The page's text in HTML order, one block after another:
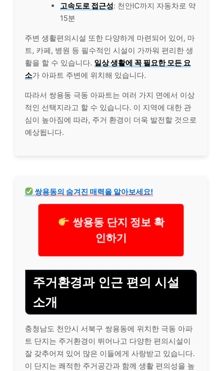
고속도로 접근성: 천안IC까지 자동차로 약
15분
주변 생활편의시설 또한 다양하게 마련되어 있어, 마
트, 카페, 병원 등 필수적인 시설이 가까워 편리한 생
활을 할 수 있습니다. 일상 생활에 꼭 필요한 모든 요
소가 아파트 주변에 위치해 있습니다.
따라서 쌍용동 극동 아파트는 여러 가지 면에서 이상
적인 선택지라고 할 수 있습니다. 이 지역에 대한 관
심이 높아짐에 따라, 주거 환경이 더욱 발전할 것으로
예상됩니다.
쌍용동의 숨겨진 매력을 알아보세요!
쌍용동 단지 정보 확
인하기
주거환경과 인근 편의 시설
소개
충청남도 천안시 서북구 쌍용동에 위치한 극동 아파
트 단지는 주거환경이 뛰어나고 다양한 편의시설이
잘 갖추어져 있어 많은 이들에게 사랑받고 있습니다.
이 단지는 쾌적한 주거공간과 함께 생활 편의성을 높